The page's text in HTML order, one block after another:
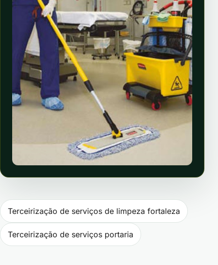
Navegação de Post
Terceirização de serviços de limpeza fortaleza
Terceirização de serviços portaria